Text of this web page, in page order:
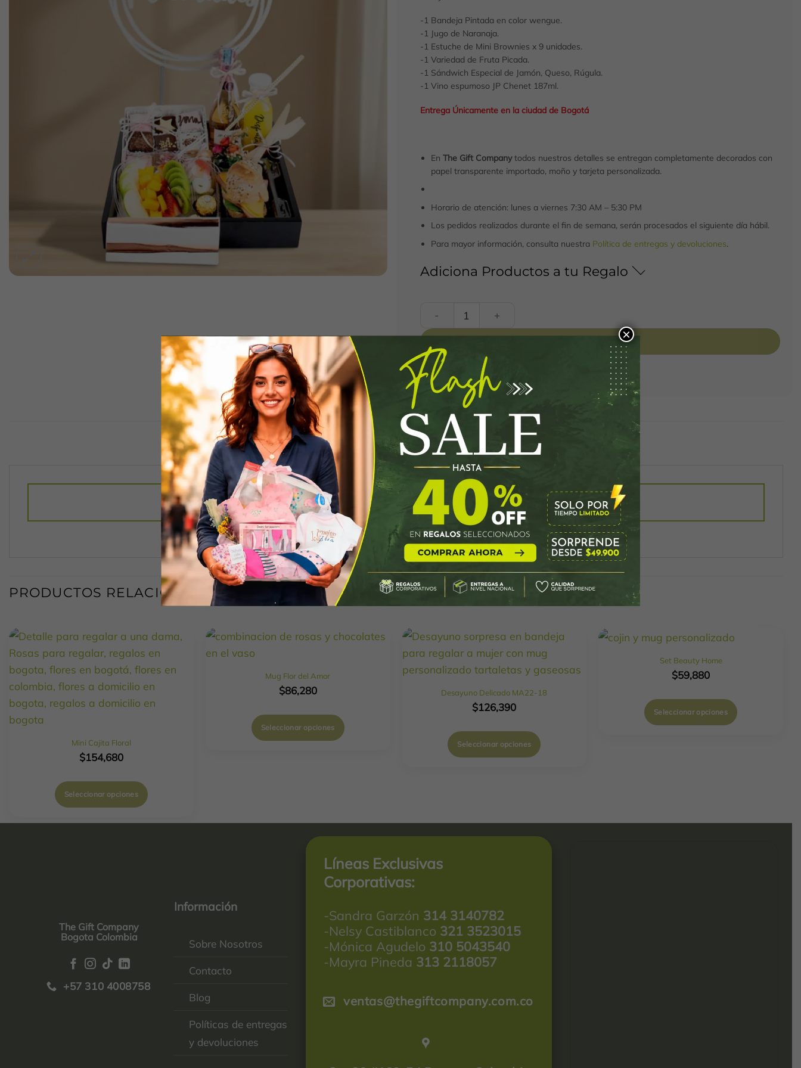
-1 Bandeja Pintada en color wengue.
-1 Jugo de Naranaja.
-1 Estuche de Mini Brownies x 9 unidades.
-1 Variedad de Fruta Picada.
-1 Sándwich Especial de Jamón, Queso, Rúgula.
-1 Vino espumoso JP Chenet 187ml.
Entrega Únicamente en la ciudad de Bogotá
En The Gift Companytodos nuestros detalles se entregan completamente decorados con
papel transparente importado, moño y tarjeta personalizada.
Horario de atención: lunes a viernes 7:30 AM – 5:30 PM
Los pedidos realizados durante el fin de semana, serán procesados el siguiente día hábil.
Para mayor información, consulta nuestra Política de entregas y devoluciones.
Adiciona Productos a tu Regalo
Añadir al carrito
Valoraciones (0)
PRODUCTOS RELACIONADOS
Mini Cajita Floral
$154,680
Seleccionar opciones
Mug Flor del Amor
$86,280
Seleccionar opciones
Desayuno Delicado MA22-18
$126,390
Seleccionar opciones
Set Beauty Home
$59,880
Seleccionar opciones
The Gift Company
Bogota Colombia
+57 310 4008758
Información
Sobre Nosotros
Contacto
Blog
Políticas de entregas
y devoluciones
Líneas Exclusivas
Corporativas:
-Sandra Garzón 314 3140782
-Nelsy Castiblanco 321 3523015
-Mónica Agudelo 310 5043540
-Mayra Pineda 313 2118057
ventas@thegiftcompany.com.co
×